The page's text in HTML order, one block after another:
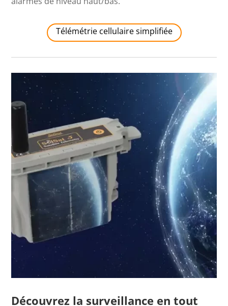
Télémétrie cellulaire simplifiée
Découvrez la surveillance en tout